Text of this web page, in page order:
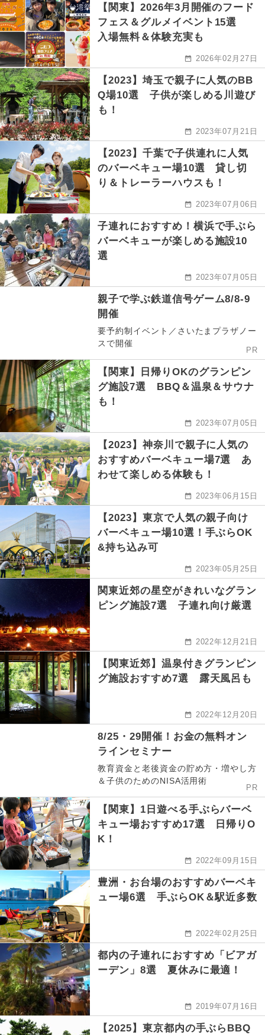
【関東】2026年3月開催のフード
フェス＆グルメイベント15選
入場無料＆体験充実も
2026年02月27日
【2023】埼玉で親子に人気のBB
Q場10選 子供が楽しめる川遊び
も！
2023年07月21日
【2023】千葉で子供連れに人気
のバーベキュー場10選 貸し切
り＆トレーラーハウスも！
2023年07月06日
子連れにおすすめ！横浜で手ぶら
バーベキューが楽しめる施設10
選
2023年07月05日
親子で学ぶ鉄道信号ゲーム8/8-9
開催
要予約制イベント／さいたまプラザノー
スで開催
PR
【関東】日帰りOKのグランピン
グ施設7選 BBQ＆温泉＆サウナ
も！
2023年07月05日
【2023】神奈川で親子に人気の
おすすめバーベキュー場7選 あ
わせて楽しめる体験も！
2023年06月15日
【2023】東京で人気の親子向け
バーベキュー場10選！手ぶらOK
&持ち込み可
2023年05月25日
関東近郊の星空がきれいなグラン
ピング施設7選 子連れ向け厳選
2022年12月21日
【関東近郊】温泉付きグランピン
グ施設おすすめ7選 露天風呂も
2022年12月20日
8/25・29開催！お金の無料オン
ラインセミナー
教育資金と老後資金の貯め方・増やし方
＆子供のためのNISA活用術
PR
【関東】1日遊べる手ぶらバーベ
キュー場おすすめ17選 日帰りO
K！
2022年09月15日
豊洲・お台場のおすすめバーベキ
ュー場6選 手ぶらOK＆駅近多数
2022年02月25日
都内の子連れにおすすめ「ビアガ
ーデン」8選 夏休みに最適！
2019年07月16日
【2025】東京都内の手ぶらBBQ